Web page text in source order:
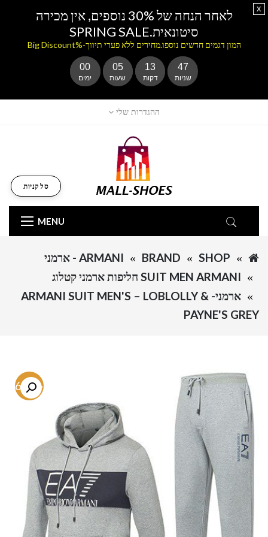
ההגדרות שלי
MENU
סל קניות
SHOP
BRAND
ARMANI - ארמני
SUIT MEN ARMANI חליפות ארמני קטלוג
ארמני- ARMANI SUIT MEN'S – LOBLOLLY &
PAYNE'S GREY
-66.8%
לאחר הנחה של 30% נוספים, אין מכירה
סיטונאית.SPRING SALE
המון דגמים חדשים נוספו.מחירים ללא פערי תיווך-%Big Discount
00
ימים
05
שעות
13
דקות
47
שניות
x